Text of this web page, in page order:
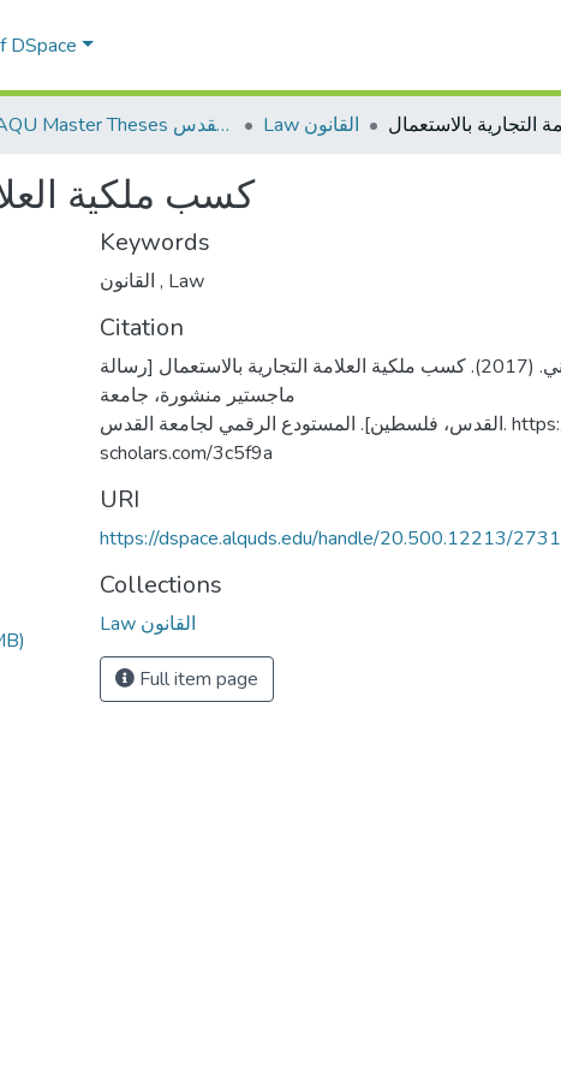
DSpace
AQU Master Theses الرسائل الجامعية الخاصة بجامعة القدس Law القانون
كسب ملكية
Keywords
, Law
Citation
خياط، شادي محمد عوني. (2017). كسب ملكية العلامة التجارية بالاستعمال [رسالة
ماجستير منشورة، جامعة
القدس، فلسطين]. المستودع الرقمي لجامعة القدس. https://arab-
scholars.com/3c5f9a
URI
https://dspace.alquds.edu/handle/20.500.12213/2731
Collections
Law القانون
Full item page